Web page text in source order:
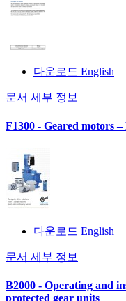
다운로드 English
문서 세부 정보
F1300 - Geared motors
다운로드 English
문서 세부 정보
B2000 - Operating and
protected gear units